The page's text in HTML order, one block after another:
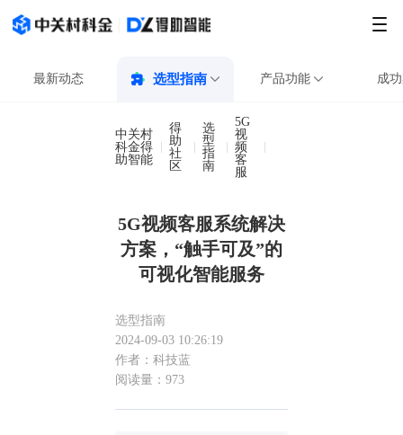
最新动态 选型指南 产品功能 成
中关村
科金得
助智能
得
助
社
区
选
型
指
南
5G
视
频
客
服
5G视频客服系统解决
方案，“触手可及”的
可视化智能服务
选型指南
2024-09-03 10:26:19
作者：科技蓝
阅读量：973